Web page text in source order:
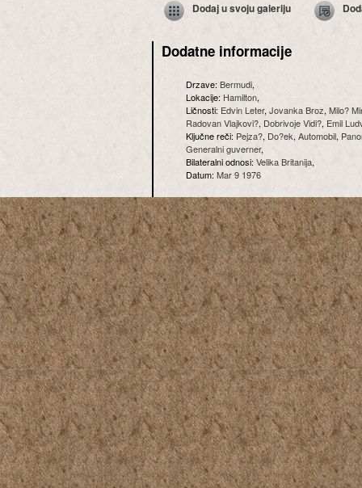
Dodaj u svoju galeriju
Dodatne informacije
Drzave: Bermudi,
Lokacije:Hamilton,
Ličnosti: Edvin Leter, Jovanka Broz, Milo?
Radovan Vlajkovi?, Dobrivoje Vidi?, Emil
Ključne reči: Pejza?, Do?ek, Automobil,
Generalni guverner,
Bilateralni odnosi:Velika Britanija,
Datum: Mar 9 1976